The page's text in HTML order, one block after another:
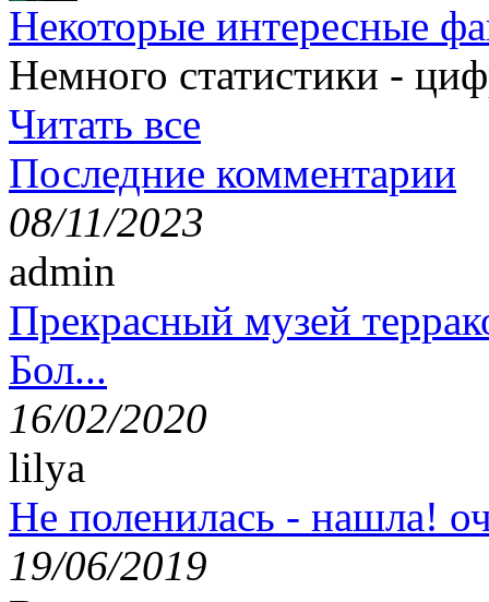
Некоторые интересные
Немного статистики -
Читать все
Последние комментарии
08/11/2023
admin
Прекрасный музей
Бол...
16/02/2020
lilya
Не поленилась - нашла!
19/06/2019